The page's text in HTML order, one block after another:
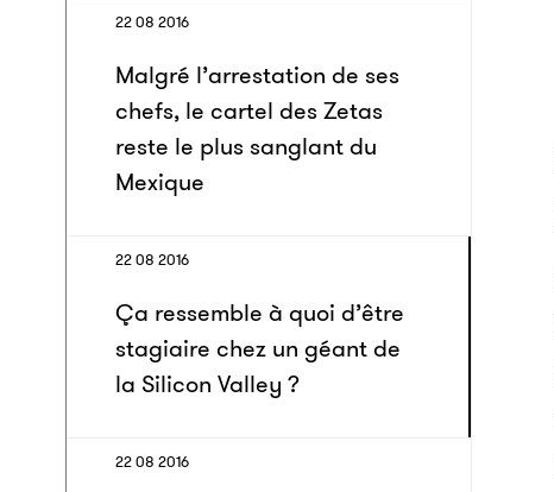
22 08 2016
Malgré l’arrestation de ses
chefs, le cartel des Zetas
reste le plus sanglant du
Mexique
22 08 2016
Ça ressemble à quoi d’être
stagiaire chez un géant de
la Silicon Valley ?
22 08 2016